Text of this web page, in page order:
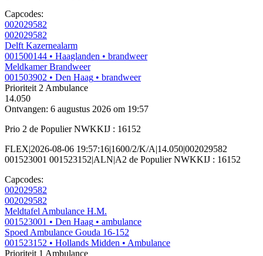
Capcodes:
002029582
002029582
Delft Kazernealarm
001500144 • Haaglanden • brandweer
Meldkamer Brandweer
001503902 • Den Haag • brandweer
Prioriteit 2 Ambulance
14.050
Ontvangen: 6 augustus 2026 om 19:57
Prio 2 de Populier NWKKIJ : 16152
FLEX|2026-08-06 19:57:16|1600/2/K/A|14.050|002029582
001523001 001523152|ALN|A2 de Populier NWKKIJ : 16152
Capcodes:
002029582
002029582
Meldtafel Ambulance H.M.
001523001 • Den Haag • ambulance
Spoed Ambulance Gouda 16-152
001523152 • Hollands Midden • Ambulance
Prioriteit 1 Ambulance